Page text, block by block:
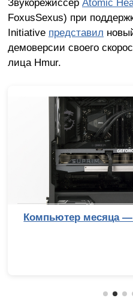
FoxusSexus) при
Initiative представил
демоверсии своего
лица Hmur.
Компьютер месяца —